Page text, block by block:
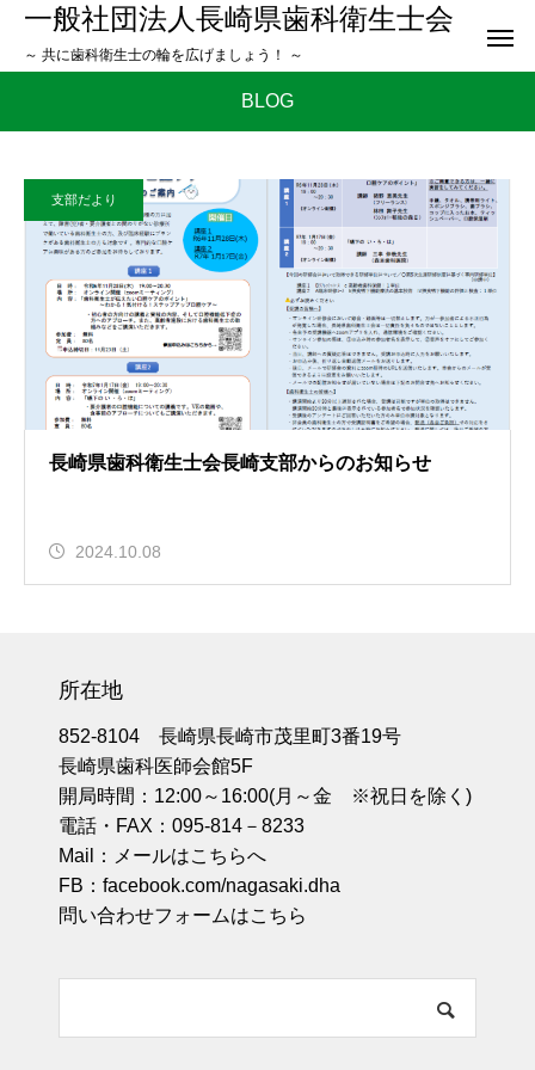
一般社団法人長崎県歯科衛生士会
～ 共に歯科衛生士の輪を広げましょう！ ～
BLOG
支部だより
長崎県歯科衛生士会長崎支部からのお知らせ
2024.10.08
所在地
852-8104 長崎県長崎市茂里町3番19号
長崎県歯科医師会館5F
開局時間：12:00～16:00(月～金 ※祝日を除く)
電話・FAX：095-814－8233
Mail：
メールはこちらへ
FB： facebook.com/nagasaki.dha
問い合わせフォームはこちら